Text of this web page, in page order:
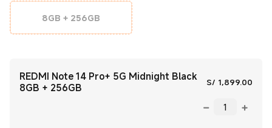
8GB + 256GB
REDMI Note 14 Pro+ 5G Midnight Black
8GB + 256GB
S/ 1,899.00